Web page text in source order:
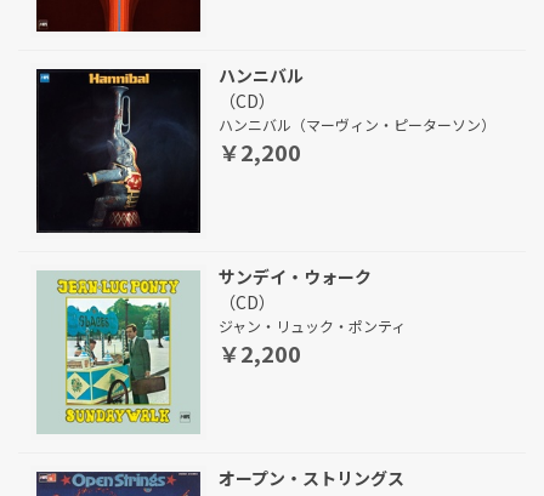
ハンニバル
（CD）
ハンニバル（マーヴィン・ピーターソン）
￥2,200
サンデイ・ウォーク
（CD）
ジャン・リュック・ポンティ
￥2,200
オープン・ストリングス